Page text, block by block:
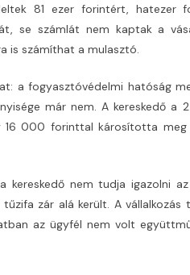
81 ezer forintért, hatezer
se számlát nem kaptak a
is számíthat a mulasztó.
a fogyasztóvédelmi hatóság
már nem. A kereskedő a
16 000 forinttal károsította meg
nem tudja igazolni
zár alá került. A vállalkozás
az ügyfél nem volt